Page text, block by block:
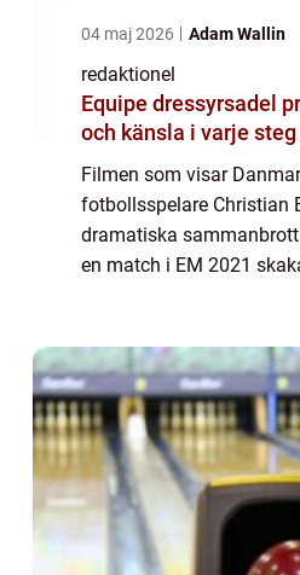
04 maj 2026 Adam Wallin
redaktionel
Equipe dressyrsadel precision, balans
och känsla i varje steg
Filmen som visar
fotbollsspelare Christian
dramatiska
en match i EM 2021
denna artikel komme...